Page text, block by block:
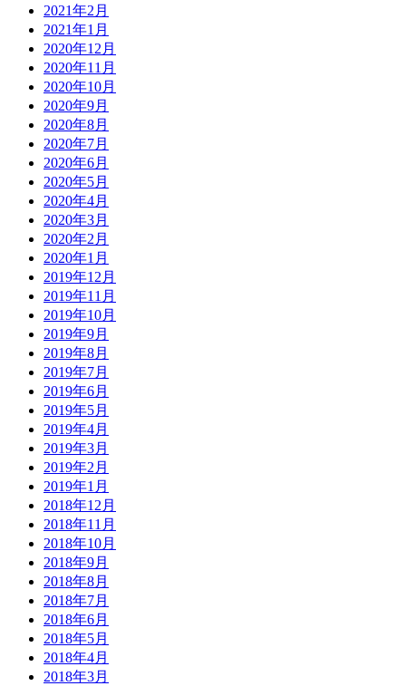
2021年2月
2021年1月
2020年12月
2020年11月
2020年10月
2020年9月
2020年8月
2020年7月
2020年6月
2020年5月
2020年4月
2020年3月
2020年2月
2020年1月
2019年12月
2019年11月
2019年10月
2019年9月
2019年8月
2019年7月
2019年6月
2019年5月
2019年4月
2019年3月
2019年2月
2019年1月
2018年12月
2018年11月
2018年10月
2018年9月
2018年8月
2018年7月
2018年6月
2018年5月
2018年4月
2018年3月